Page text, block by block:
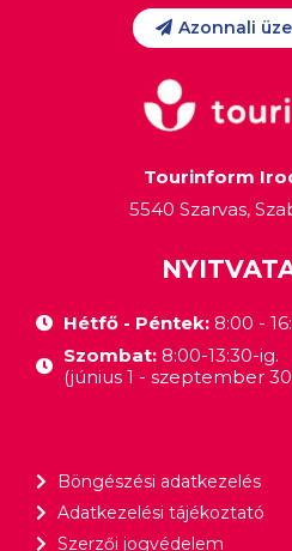
Azonnali
Tourinform
5540 Szarvas,
Hétfő - Péntek:8:00 -
Szombat: 8:00-13:30-ig.
(június 1 - szeptember
Böngészési adatkezelés
Adatkezelési tájékoztató
Szerzői jogvédelem